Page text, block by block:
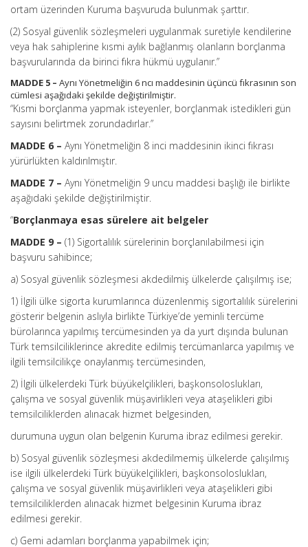
ortam üzerinden Kuruma başvuruda bulunmak şarttır.
(2) Sosyal güvenlik sözleşmeleri uygulanmak suretiyle kendilerine
veya hak sahiplerine kısmi aylık bağlanmış olanların borçlanma
başvurularında da birinci fıkra hükmü uygulanır.”
MADDE 5 – Aynı Yönetmeliğin 6 ncı maddesinin üçüncü fıkrasının son
cümlesi aşağıdaki şekilde değiştirilmiştir.
“Kısmi borçlanma yapmak isteyenler, borçlanmak istedikleri gün
sayısını belirtmek zorundadırlar.”
MADDE 6 – Aynı Yönetmeliğin 8 inci maddesinin ikinci fıkrası
yürürlükten kaldırılmıştır.
MADDE 7 – Aynı Yönetmeliğin 9 uncu maddesi başlığı ile birlikte
aşağıdaki şekilde değiştirilmiştir.
“Borçlanmaya esas sürelere ait belgeler
MADDE 9 – (1) Sigortalılık sürelerinin borçlanılabilmesi için
başvuru sahibince;
a) Sosyal güvenlik sözleşmesi akdedilmiş ülkelerde çalışılmış ise;
1) İlgili ülke sigorta kurumlarınca düzenlenmiş sigortalılık sürelerini
gösterir belgenin aslıyla birlikte Türkiye’de yeminli tercüme
bürolarınca yapılmış tercümesinden ya da yurt dışında bulunan
Türk temsilciliklerince akredite edilmiş tercümanlarca yapılmış ve
ilgili temsilcilikçe onaylanmış tercümesinden,
2) İlgili ülkelerdeki Türk büyükelçilikleri, başkonsoloslukları,
çalışma ve sosyal güvenlik müşavirlikleri veya ataşelikleri gibi
temsilciliklerden alınacak hizmet belgesinden,
durumuna uygun olan belgenin Kuruma ibraz edilmesi gerekir.
b) Sosyal güvenlik sözleşmesi akdedilmemiş ülkelerde çalışılmış
ise ilgili ülkelerdeki Türk büyükelçilikleri, başkonsoloslukları,
çalışma ve sosyal güvenlik müşavirlikleri veya ataşelikleri gibi
temsilciliklerden alınacak hizmet belgesinin Kuruma ibraz
edilmesi gerekir.
c) Gemi adamları borçlanma yapabilmek için;